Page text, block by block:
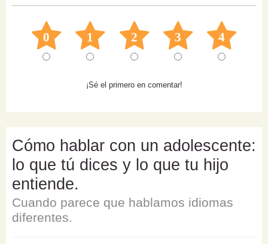
0 1 2 3 4
¡Sé el primero en comentar!
Cómo hablar con un adolescente:
lo que tú dices y lo que tu hijo
entiende.
Cuando parece que hablamos idiomas
diferentes.